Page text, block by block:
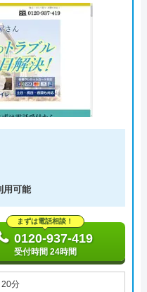
用可能
まずは電話相談！
0120-937-419
受付時間 24時間
分